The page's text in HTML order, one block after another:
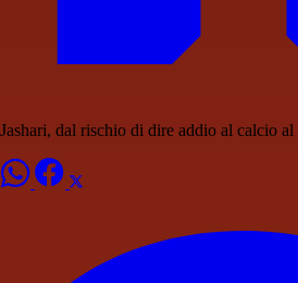
Jashari, dal rischio di dire addio al calcio